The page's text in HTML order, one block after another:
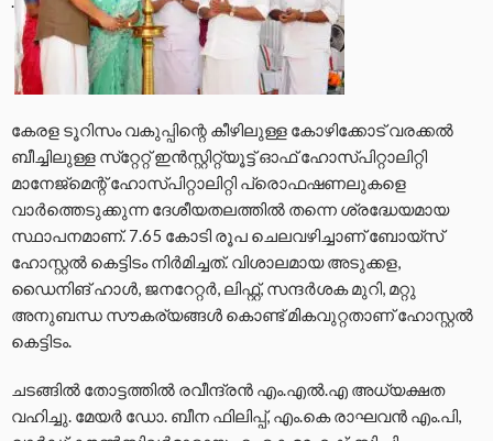
കേരള ടൂറിസം വകുപ്പിന്റെ കീഴിലുള്ള കോഴിക്കോട് വരക്കല്‍
ബീച്ചിലുള്ള സ്‌റ്റേറ്റ് ഇന്‍സ്റ്റിറ്റ്യൂട്ട് ഓഫ് ഹോസ്പിറ്റാലിറ്റി
മാനേജ്‌മെന്റ് ഹോസ്പിറ്റാലിറ്റി പ്രൊഫഷണലുകളെ
വാര്‍ത്തെടുക്കുന്ന ദേശീയതലത്തില്‍ തന്നെ ശ്രദ്ധേയമായ
സ്ഥാപനമാണ്. 7.65 കോടി രൂപ ചെലവഴിച്ചാണ് ബോയ്‌സ്
ഹോസ്റ്റല്‍ കെട്ടിടം നിര്‍മിച്ചത്. വിശാലമായ അടുക്കള,
ഡൈനിങ് ഹാള്‍, ജനറേറ്റര്‍, ലിഫ്റ്റ്, സന്ദര്‍ശക മുറി, മറ്റു
അനുബന്ധ സൗകര്യങ്ങള്‍ കൊണ്ട് മികവുറ്റതാണ് ഹോസ്റ്റല്‍
കെട്ടിടം.
ചടങ്ങില്‍ തോട്ടത്തില്‍ രവീന്ദ്രന്‍ എം.എല്‍.എ അധ്യക്ഷത
വഹിച്ചു. മേയര്‍ ഡോ. ബീന ഫിലിപ്പ്, എം.കെ രാഘവന്‍ എം.പി,